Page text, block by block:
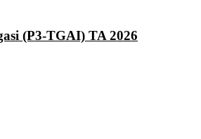
(P3-TGAI) TA 2026